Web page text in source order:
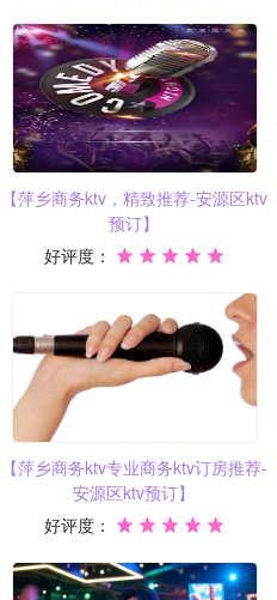
【萍乡商务ktv，精致推荐-安源区ktv
预订】
好评度：
【萍乡商务ktv专业商务ktv订房推荐-
安源区ktv预订】
好评度：